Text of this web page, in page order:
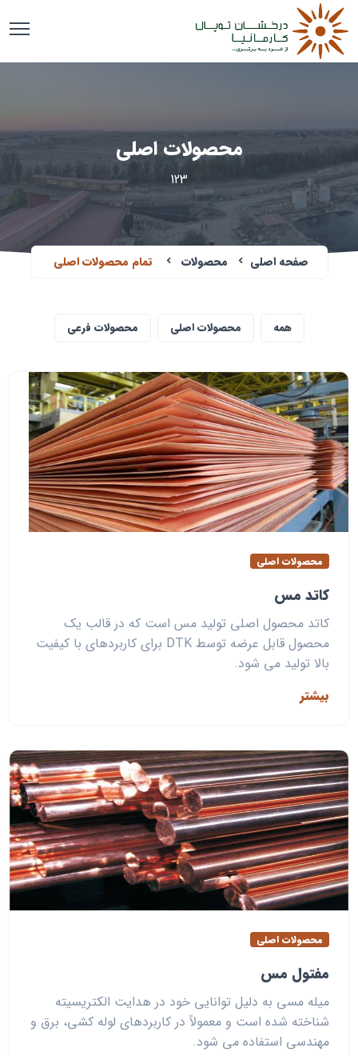
محصولات اصلی
123
صفحه اصلی محصولات تمام محصولات اصلی
همه محصولات اصلی محصولات فرعی
محصولات اصلی
کاتد مس
کاتد محصول اصلی تولید مس است که در قالب یک
محصول قابل عرضه توسط DTK برای کاربردهای با کیفیت
بالا تولید می شود.
بیشتر
محصولات اصلی
مفتول مس
میله مسی به دلیل توانایی خود در هدایت الکتریسیته
شناخته شده است و معمولاً در کاربردهای لوله کشی، برق و
مهندسی استفاده می شود.